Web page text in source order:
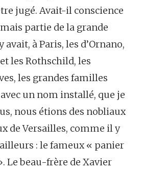
jugé. Avait-il conscience
partie de la grande
à Paris, les d’Ornano,
les Rothschild, les
les grandes familles
un nom installé, que je
nous étions des nobliaux
de Versailles, comme il y
: le fameux « panier
Le beau-frère de Xavier